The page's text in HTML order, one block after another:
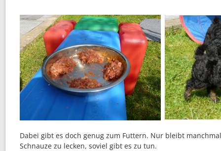
Dabei gibt es doch genug zum Futtern. Nur bleibt
Schnauze zu lecken, soviel gibt es zu tun.